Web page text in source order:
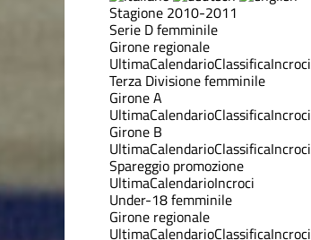
Stagione 2010-2011
Serie D femminile
Girone regionale
UltimaCalendarioClassificaIncroci
Terza Divisione femminile
Girone A
UltimaCalendarioClassificaIncroci
Girone B
UltimaCalendarioClassificaIncroci
Spareggio promozione
UltimaCalendarioIncroci
Under-18 femminile
Girone regionale
UltimaCalendarioClassificaIncroci